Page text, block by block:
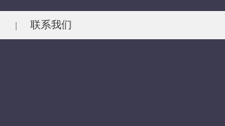
联系我们